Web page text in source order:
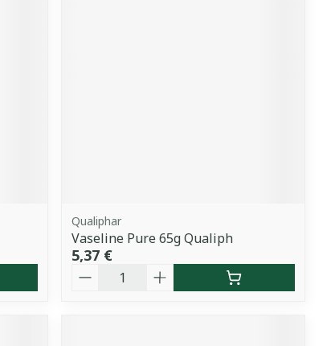
Qualiphar
Vaseline Pure 65g Qualiph
5,37 €
Quantité